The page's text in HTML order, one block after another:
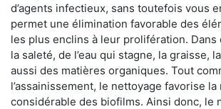
d’agents infectieux, sans toutefois vous
permet une élimination favorable des
les plus enclins à leur prolifération. Dans
la saleté, de l’eau qui stagne, la graisse,
aussi des matières organiques. Tout
l’assainissement, le nettoyage favorise
considérable des biofilms. Ainsi donc, le